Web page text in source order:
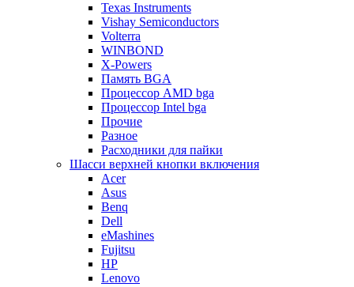
Texas Instruments
Vishay Semiconductors
Volterra
WINBOND
X-Powers
Память BGA
Процессор AMD bga
Процессор Intel bga
Прочие
Разное
Расходники для пайки
Шасси верхней кнопки включения
Acer
Asus
Benq
Dell
eMashines
Fujitsu
HP
Lenovo